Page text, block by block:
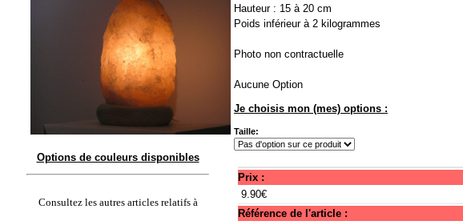
Options de couleurs disponibles
Consultez les autres articles relatifs à
Hauteur : 15 à 20 cm
Poids inférieur à 2 kilogrammes
Photo non contractuelle
Aucune Option
Je choisis mon (mes) options :
Taille:
Prix :
9.90€
Référence de l'article :